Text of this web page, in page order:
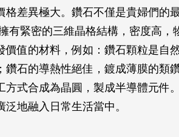
格差異極大。鑽石不僅是貴婦們的
有緊密的三維晶格結構，密度高，
價值的材料，例如：鑽石顆粒是自
鑽石的導熱性絕佳，鍍成薄膜的類
方式合成為晶圓，製成半導體元件
地融入日常生活當中。